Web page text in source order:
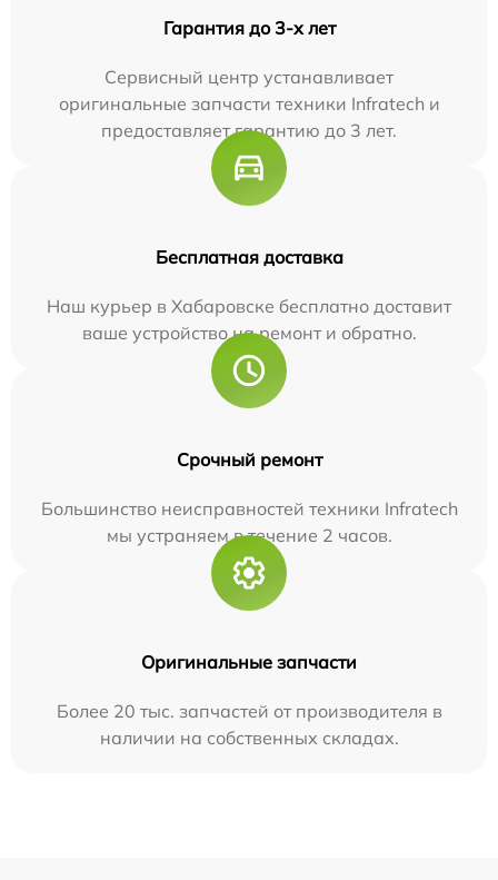
Гарантия до 3-х лет
Сервисный центр устанавливает
оригинальные запчасти техники Infratech и
предоставляет гарантию до 3 лет.
Бесплатная доставка
Наш курьер в Хабаровске бесплатно доставит
ваше устройство на ремонт и обратно.
Срочный ремонт
Большинство неисправностей техники Infratech
мы устраняем в течение 2 часов.
Оригинальные запчасти
Более 20 тыс. запчастей от производителя в
наличии на собственных складах.